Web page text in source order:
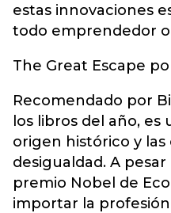
estas innovaciones
todo emprendedor
The Great Escape
Recomendado por
los libros del año,
origen histórico y las
desigualdad. A
premio Nobel de
importar la